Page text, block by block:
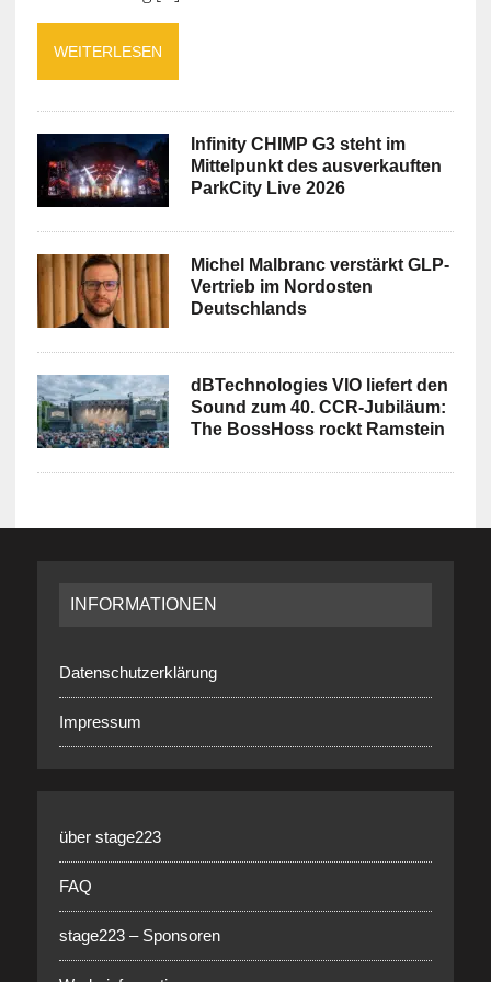
WEITERLESEN
Infinity CHIMP G3 steht im
Mittelpunkt des ausverkauften
ParkCity Live 2026
Michel Malbranc verstärkt GLP-
Vertrieb im Nordosten
Deutschlands
dBTechnologies VIO liefert den
Sound zum 40. CCR-Jubiläum:
The BossHoss rockt Ramstein
INFORMATIONEN
Datenschutzerklärung
Impressum
über stage223
FAQ
stage223 – Sponsoren